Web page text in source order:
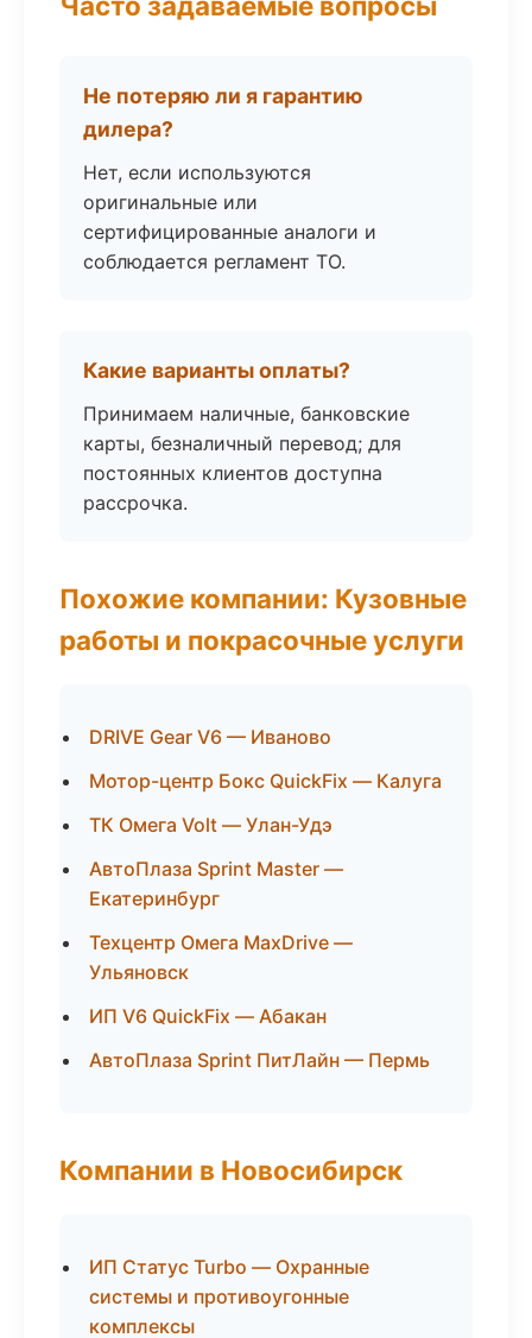
Не потеряю ли я гарантию
дилера?
Нет, если используются
оригинальные или
сертифицированные аналоги и
соблюдается регламент ТО.
Какие варианты оплаты?
Принимаем наличные, банковские
карты, безналичный перевод; для
постоянных клиентов доступна
рассрочка.
Похожие компании: Кузовные
работы и покрасочные услуги
DRIVE Gear V6 — Иваново
Мотор-центр Бокс QuickFix — Калуга
ТК Омега Volt — Улан-Удэ
АвтоПлаза Sprint Master —
Екатеринбург
Техцентр Омега MaxDrive —
Ульяновск
ИП V6 QuickFix — Абакан
АвтоПлаза Sprint ПитЛайн — Пермь
Компании в Новосибирск
ИП Статус Turbo — Охранные
системы и противоугонные
комплексы